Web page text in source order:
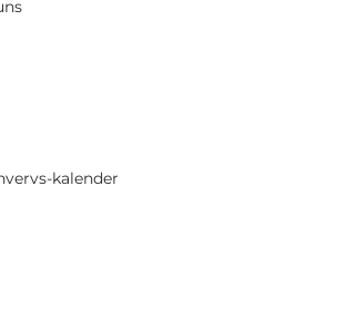
kalender